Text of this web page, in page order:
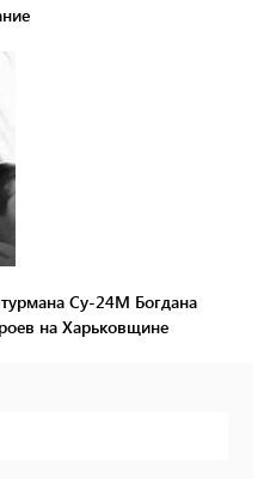
Су-24М Богдана
на Харьковщине